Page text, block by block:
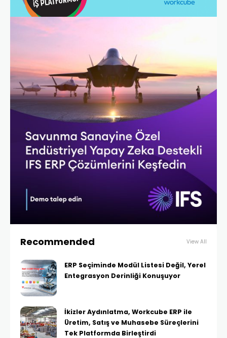
Recommended View All
ERP Seçiminde Modül Listesi Değil, Yerel
Entegrasyon Derinliği Konuşuyor
İkizler Aydınlatma, Workcube ERP ile
Üretim, Satış ve Muhasebe Süreçlerini
Tek Platformda Birleştirdi